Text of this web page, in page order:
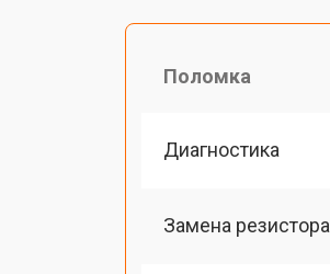
Поломка
Диагностика
Замена резистора